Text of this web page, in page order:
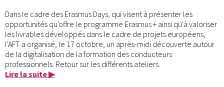
Dans le cadre des Erasmus Days, qui visent à présenter les
opportunités qu'offre le programme Erasmus + ainsi qu'à valoriser
les livrables développés dans le cadre de projets européens,
l'AFT a organisé, le 17 octobre, un après-midi découverte autour
de la digitalisation de la formation des conducteurs
professionnels. Retour sur les différents ateliers.
Lire la suite ▶